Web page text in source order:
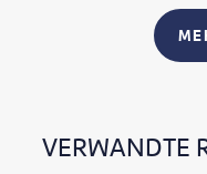
VERWANDTE